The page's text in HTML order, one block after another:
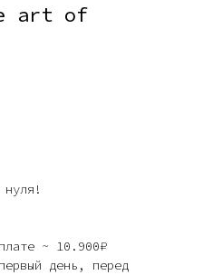
art of
нуля!
~ 10.900₽
день, перед